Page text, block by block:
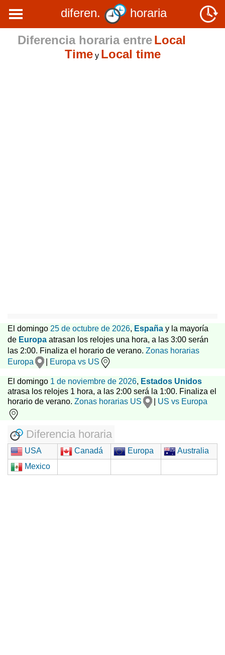
diferen.
horaria
Diferencia horaria entre Local
Timey Local time
El domingo 25 de octubre de 2026, España y la mayoría
de Europa atrasan los relojes una hora, a las 3:00 serán
las 2:00. Finaliza el horario de verano. Zonas horarias
Europa
Europa vs US
El domingo 1 de noviembre de 2026, Estados Unidos
atrasa los relojes 1 hora, a las 2:00 será la 1:00. Finaliza el
horario de verano. Zonas horarias US US vs Europa
Diferencia horaria
USA Canadá Europa
Australia
Mexico